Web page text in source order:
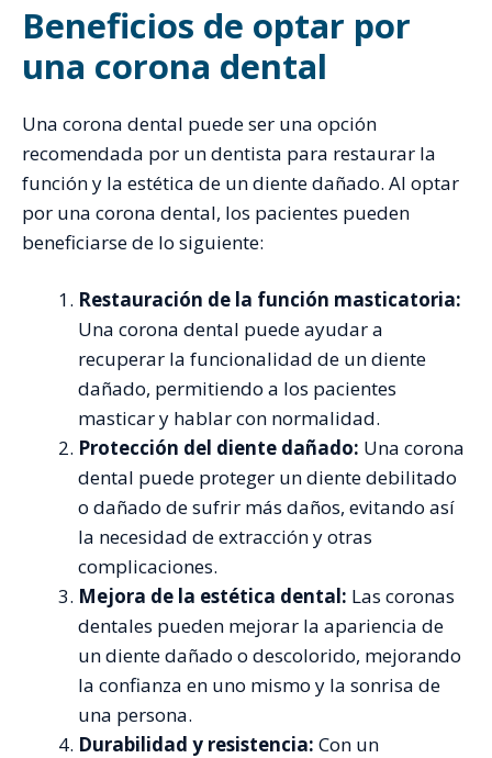
Beneficios de optar por
una corona dental
Una corona dental puede ser una opción
recomendada por un dentista para restaurar la
función y la estética de un diente dañado. Al optar
por una corona dental, los pacientes pueden
beneficiarse de lo siguiente:
Restauración de la función masticatoria:
Una corona dental puede ayudar a
recuperar la funcionalidad de un diente
dañado, permitiendo a los pacientes
masticar y hablar con normalidad.
Protección del diente dañado: Una corona
dental puede proteger un diente debilitado
o dañado de sufrir más daños, evitando así
la necesidad de extracción y otras
complicaciones.
Mejora de la estética dental: Las coronas
dentales pueden mejorar la apariencia de
un diente dañado o descolorido, mejorando
la confianza en uno mismo y la sonrisa de
una persona.
Durabilidad y resistencia: Con un